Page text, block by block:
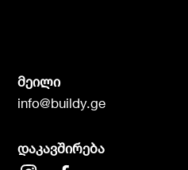
მეილი
info@buildy.ge
დაკავშირება